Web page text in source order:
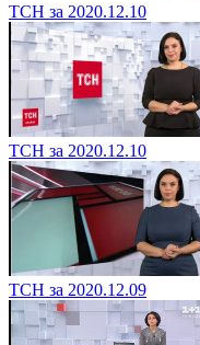
ТСН за 2020.12.10
ТСН за 2020.12.10
ТСН за 2020.12.09